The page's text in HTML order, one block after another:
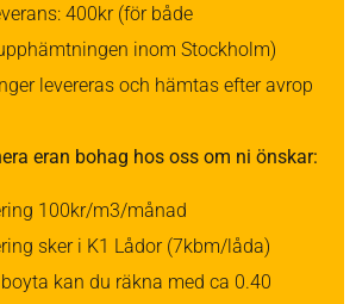
400kr (för både
inom Stockholm)
levereras och hämtas efter avrop
eran bohag hos oss om ni önskar:
100kr/m3/månad
sker i K1 Lådor (7kbm/låda)
kan du räkna med ca 0.40